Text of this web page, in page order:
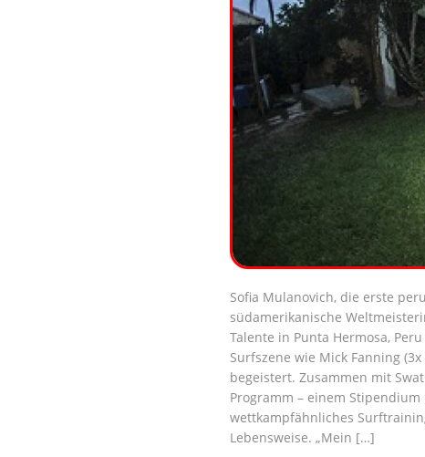
Sofia Mulanovich, die erste
südamerikanische
Talente in Punta Hermosa,
Surfszene wie Mick Fanning
begeistert. Zusammen mit
Programm – einem
wettkampfähnliches
Lebensweise. „Mein […]